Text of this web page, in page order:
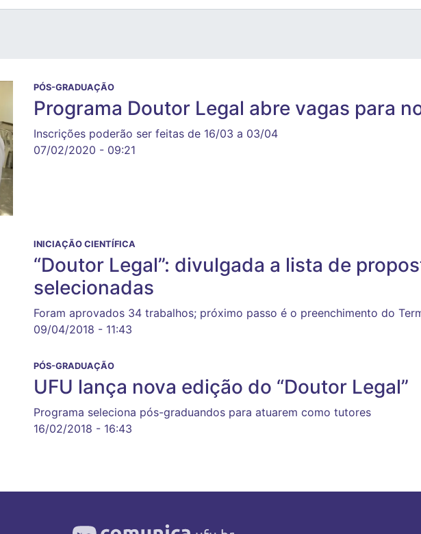
PÓS-GRADUAÇÃO
Programa Doutor Legal abre vagas para
Inscrições poderão ser feitas de 16/03 a 03/04
07/02/2020 - 09:21
INICIAÇÃO CIENTÍFICA
“Doutor Legal”: divulgada a lista de
selecionadas
Foram aprovados 34 trabalhos; próximo passo é o preenchimento do
09/04/2018 - 11:43
PÓS-GRADUAÇÃO
UFU lança nova edição do “Doutor Legal”
Programa seleciona pós-graduandos para atuarem como tutores
16/02/2018 - 16:43